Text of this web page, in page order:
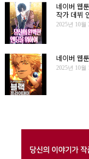
네이버 웹
작가 데뷔
2025년 10월
네이버 웹
2025년 10월